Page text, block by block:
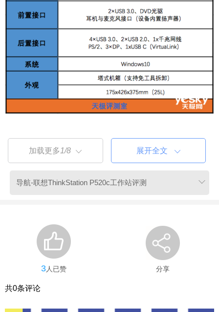
加载更多 1/8 展开全文
联想ThinkStation P520c工作站评测
3人已赞 分享
共0条评论